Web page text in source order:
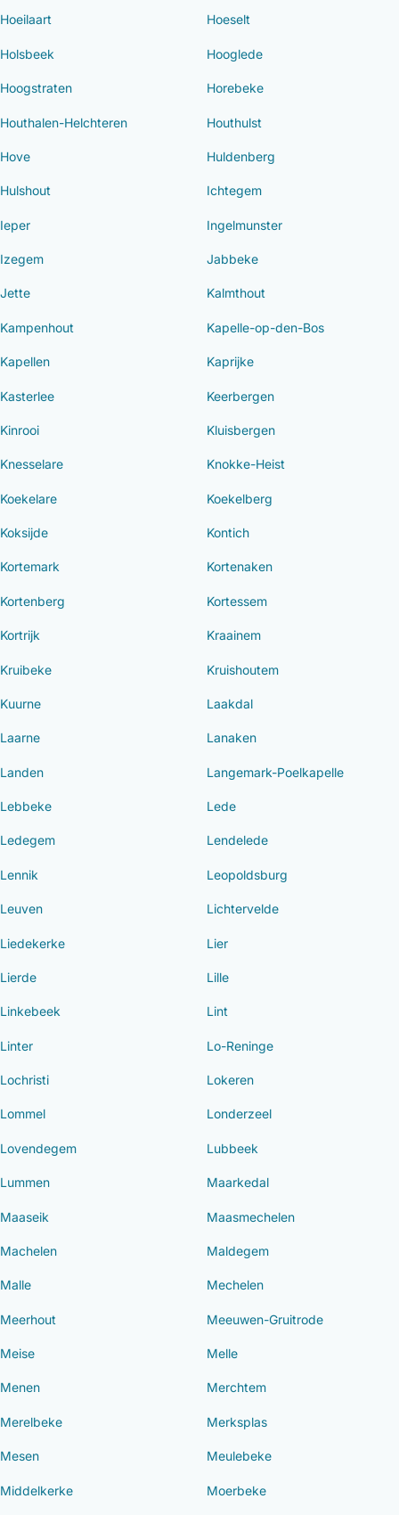
Hoeilaart Hoeselt
Holsbeek Hooglede
Hoogstraten Horebeke
Houthalen-Helchteren Houthulst
Hove Huldenberg
Hulshout Ichtegem
Ieper Ingelmunster
Izegem Jabbeke
Jette Kalmthout
Kampenhout Kapelle-op-den-Bos
Kapellen Kaprijke
Kasterlee Keerbergen
Kinrooi Kluisbergen
Knesselare Knokke-Heist
Koekelare Koekelberg
Koksijde Kontich
Kortemark Kortenaken
Kortenberg Kortessem
Kortrijk Kraainem
Kruibeke Kruishoutem
Kuurne Laakdal
Laarne Lanaken
Landen Langemark-Poelkapelle
Lebbeke Lede
Ledegem Lendelede
Lennik Leopoldsburg
Leuven Lichtervelde
Liedekerke Lier
Lierde Lille
Linkebeek Lint
Linter Lo-Reninge
Lochristi Lokeren
Lommel Londerzeel
Lovendegem Lubbeek
Lummen Maarkedal
Maaseik Maasmechelen
Machelen Maldegem
Malle Mechelen
Meerhout Meeuwen-Gruitrode
Meise Melle
Menen Merchtem
Merelbeke Merksplas
Mesen Meulebeke
Middelkerke Moerbeke